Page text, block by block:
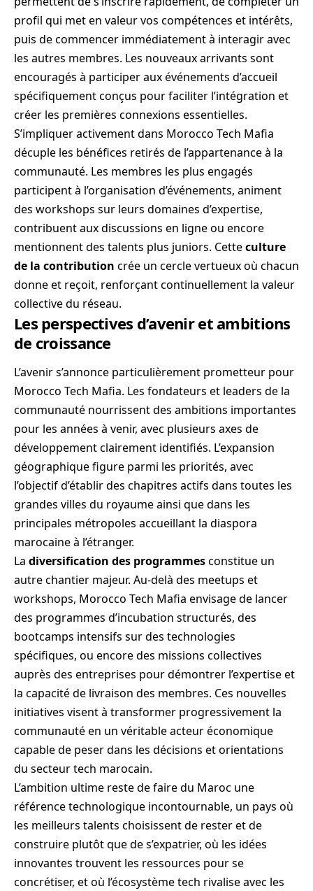
profil qui met en valeur vos compétences et intérêts,
puis de commencer immédiatement à interagir avec
les autres membres. Les nouveaux arrivants sont
encouragés à participer aux événements d’accueil
spécifiquement conçus pour faciliter l’intégration et
créer les premières connexions essentielles.
S’impliquer activement dans Morocco Tech Mafia
décuple les bénéfices retirés de l’appartenance à la
communauté. Les membres les plus engagés
participent à l’organisation d’événements, animent
des workshops sur leurs domaines d’expertise,
contribuent aux discussions en ligne ou encore
mentionnent des talents plus juniors. Cetteculture
de la contribution crée un cercle vertueux où chacun
donne et reçoit, renforçant continuellement la valeur
collective du réseau.
Les perspectives d’avenir et ambitions
de croissance
L’avenir s’annonce particulièrement prometteur pour
Morocco Tech Mafia. Les fondateurs et leaders de la
communauté nourrissent des ambitions importantes
pour les années à venir, avec plusieurs axes de
développement clairement identifiés. L’expansion
géographique figure parmi les priorités, avec
l’objectif d’établir des chapitres actifs dans toutes les
grandes villes du royaume ainsi que dans les
principales métropoles accueillant la diaspora
marocaine à l’étranger.
La diversification des programmesconstitue un
autre chantier majeur. Au-delà des meetups et
workshops, Morocco Tech Mafia envisage de lancer
des programmes d’incubation structurés, des
bootcamps intensifs sur des technologies
spécifiques, ou encore des missions collectives
auprès des entreprises pour démontrer l’expertise et
la capacité de livraison des membres. Ces nouvelles
initiatives visent à transformer progressivement la
communauté en un véritable acteur économique
capable de peser dans les décisions et orientations
du secteur tech marocain.
L’ambition ultime reste de faire du Maroc une
référence technologique incontournable, un pays où
les meilleurs talents choisissent de rester et de
construire plutôt que de s’expatrier, où les idées
innovantes trouvent les ressources pour se
concrétiser, et où l’écosystème tech rivalise avec les